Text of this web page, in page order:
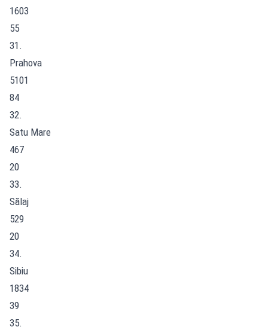
1603
55
31.
Prahova
5101
84
32.
Satu Mare
467
20
33.
Sălaj
529
20
34.
Sibiu
1834
39
35.